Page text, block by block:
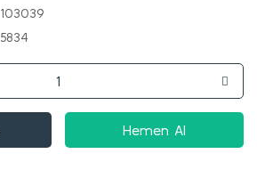
103039
5834
Hemen Al